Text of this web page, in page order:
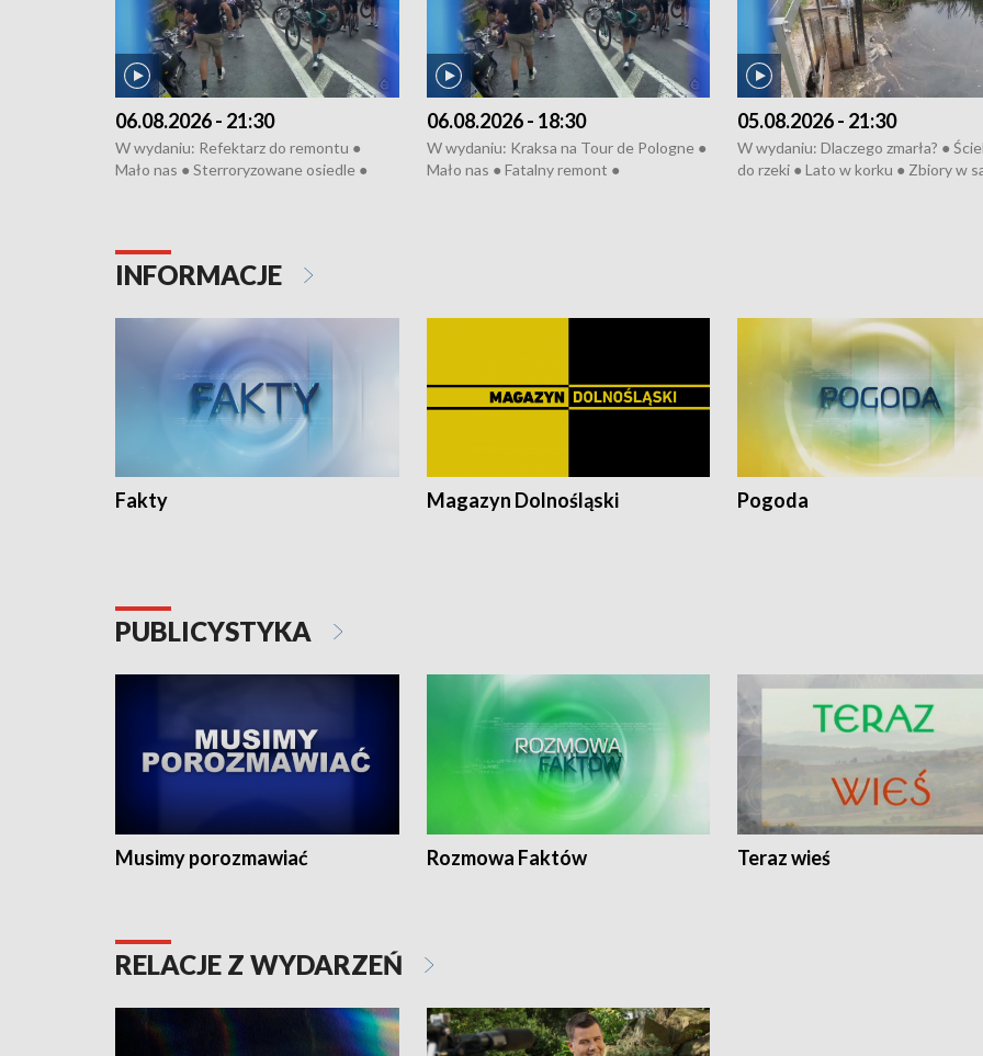
06.08.2026 - 21:30
W wydaniu: Refektarz do remontu ●
Mało nas ● Sterroryzowane osiedle ●
Pologne
06.08.2026 - 18:30
W wydaniu: Kraksa na Tour de Pologne ●
Mało nas ● Fatalny remont ●
05.08.2026 - 21:30
W wydaniu: Dlaczego zmarła? ●
do rzeki ● Lato w korku ● Zbiory w
INFORMACJE
Fakty Magazyn Dolnośląski Pogoda
PUBLICYSTYKA
Musimy porozmawiać Rozmowa Faktów Teraz wieś
RELACJE Z WYDARZEŃ